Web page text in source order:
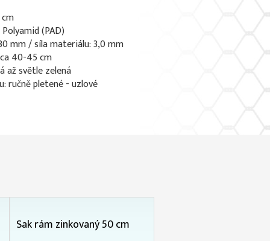
(PAD)
mm / síla materiálu: 3,0 mm
40-45 cm
až světle zelená
ručně pletené - uzlové
Sak rám zinkovaný 50 cm